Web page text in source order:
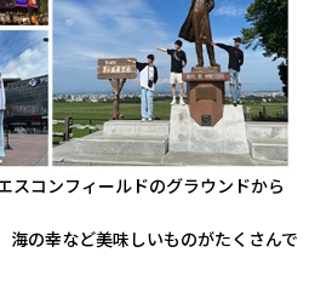
スコンフィールドのグラウンドから
海の幸など美味しいものがたくさんで